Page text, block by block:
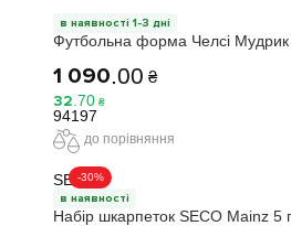
в наявності 1-3 дні
Футбольна форма Челсі Мудрик
1 090.00 ₴
32.70 ₴
94197
до порівняння
-30%
SECO
в наявності
Набір шкарпеток SECO Mainz 5